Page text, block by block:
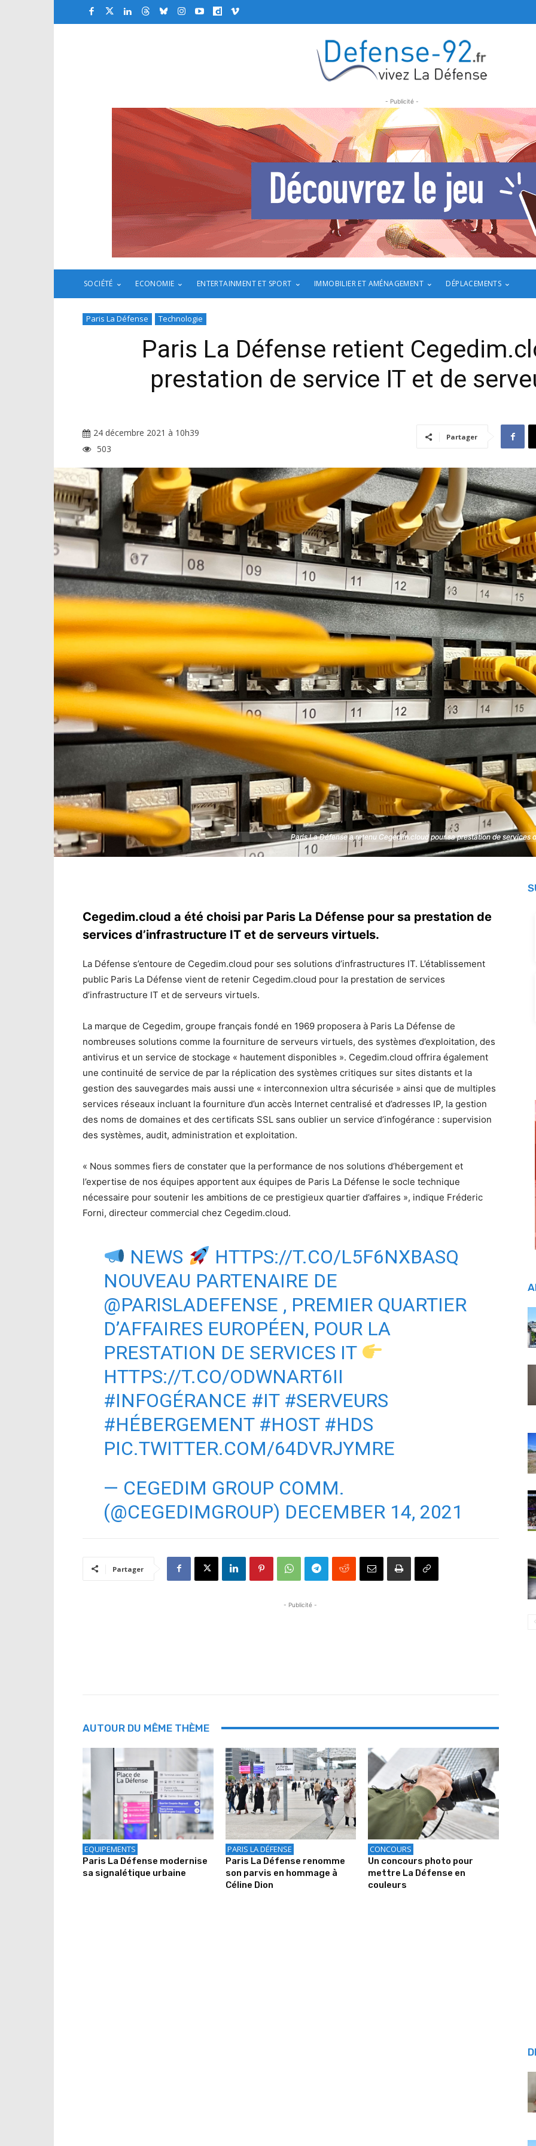
- Publicité -
SOCIÉTÉ ECONOMIE ENTERTAINMENT ET SPORT IMMOBILIER ET AMÉNAGEMENT DÉPLACEMENTS
Paris La Défense Technologie
Paris La Défense retient
prestation de service IT et de
24 décembre 2021 à 10h39
503
Partager
Paris La Défense a retenu Cegedim.cloud pour sa prestation de
Paris La Défense a retenu Cegedim.cloud pour sa prestation de
Cegedim.cloud a été choisi par Paris La Défense pour sa prestation de
services d’infrastructure IT et de serveurs virtuels.
La Défense s’entoure de Cegedim.cloud pour ses solutions d’infrastructures IT. L’établissement
public Paris La Défense vient de retenir Cegedim.cloud pour la prestation de services
d’infrastructure IT et de serveurs virtuels.
La marque de Cegedim, groupe français fondé en 1969 proposera à Paris La Défense de
nombreuses solutions comme la fourniture de serveurs virtuels, des systèmes d’exploitation, des
antivirus et un service de stockage « hautement disponibles ». Cegedim.cloud offrira également
une continuité de service de par la réplication des systèmes critiques sur sites distants et la
gestion des sauvegardes mais aussi une « interconnexion ultra sécurisée » ainsi que de multiples
services réseaux incluant la fourniture d’un accès Internet centralisé et d’adresses IP, la gestion
des noms de domaines et des certificats SSL sans oublier un service d’infogérance : supervision
des systèmes, audit, administration et exploitation.
« Nous sommes fiers de constater que la performance de nos solutions d’hébergement et
l’expertise de nos équipes apportent aux équipes de Paris La Défense le socle technique
nécessaire pour soutenir les ambitions de ce prestigieux quartier d’affaires », indique Fréderic
Forni, directeur commercial chez Cegedim.cloud.
NEWS
HTTPS://T.CO/L5F6NXBASQ
NOUVEAU PARTENAIRE DE
@PARISLADEFENSE , PREMIER QUARTIER
D’AFFAIRES EUROPÉEN, POUR LA
PRESTATION DE SERVICES IT
HTTPS://T.CO/ODWNART6II
#INFOGÉRANCE #IT #SERVEURS
#HÉBERGEMENT #HOST #HDS
PIC.TWITTER.COM/64DVRJYMRE
— CEGEDIM GROUP COMM.
(@CEGEDIMGROUP) DECEMBER 14, 2021
Partager
- Publicité -
AUTOUR DU MÊME THÈME
EQUIPEMENTS
Paris La Défense modernise
sa signalétique urbaine
PARIS LA DÉFENSE
Paris La Défense renomme
son parvis en hommage à
Céline Dion
CONCOURS
Un concours photo pour
mettre La Défense en
couleurs